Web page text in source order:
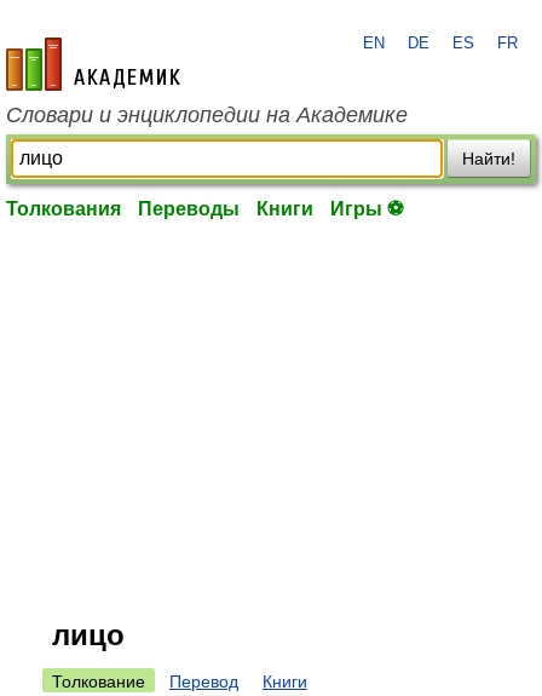
academic.ru
EN DE ES FR
Словари и энциклопедии на Академике
Найти!
Толкования Переводы Книги Игры ⚽
лицо
Толкование Перевод Книги